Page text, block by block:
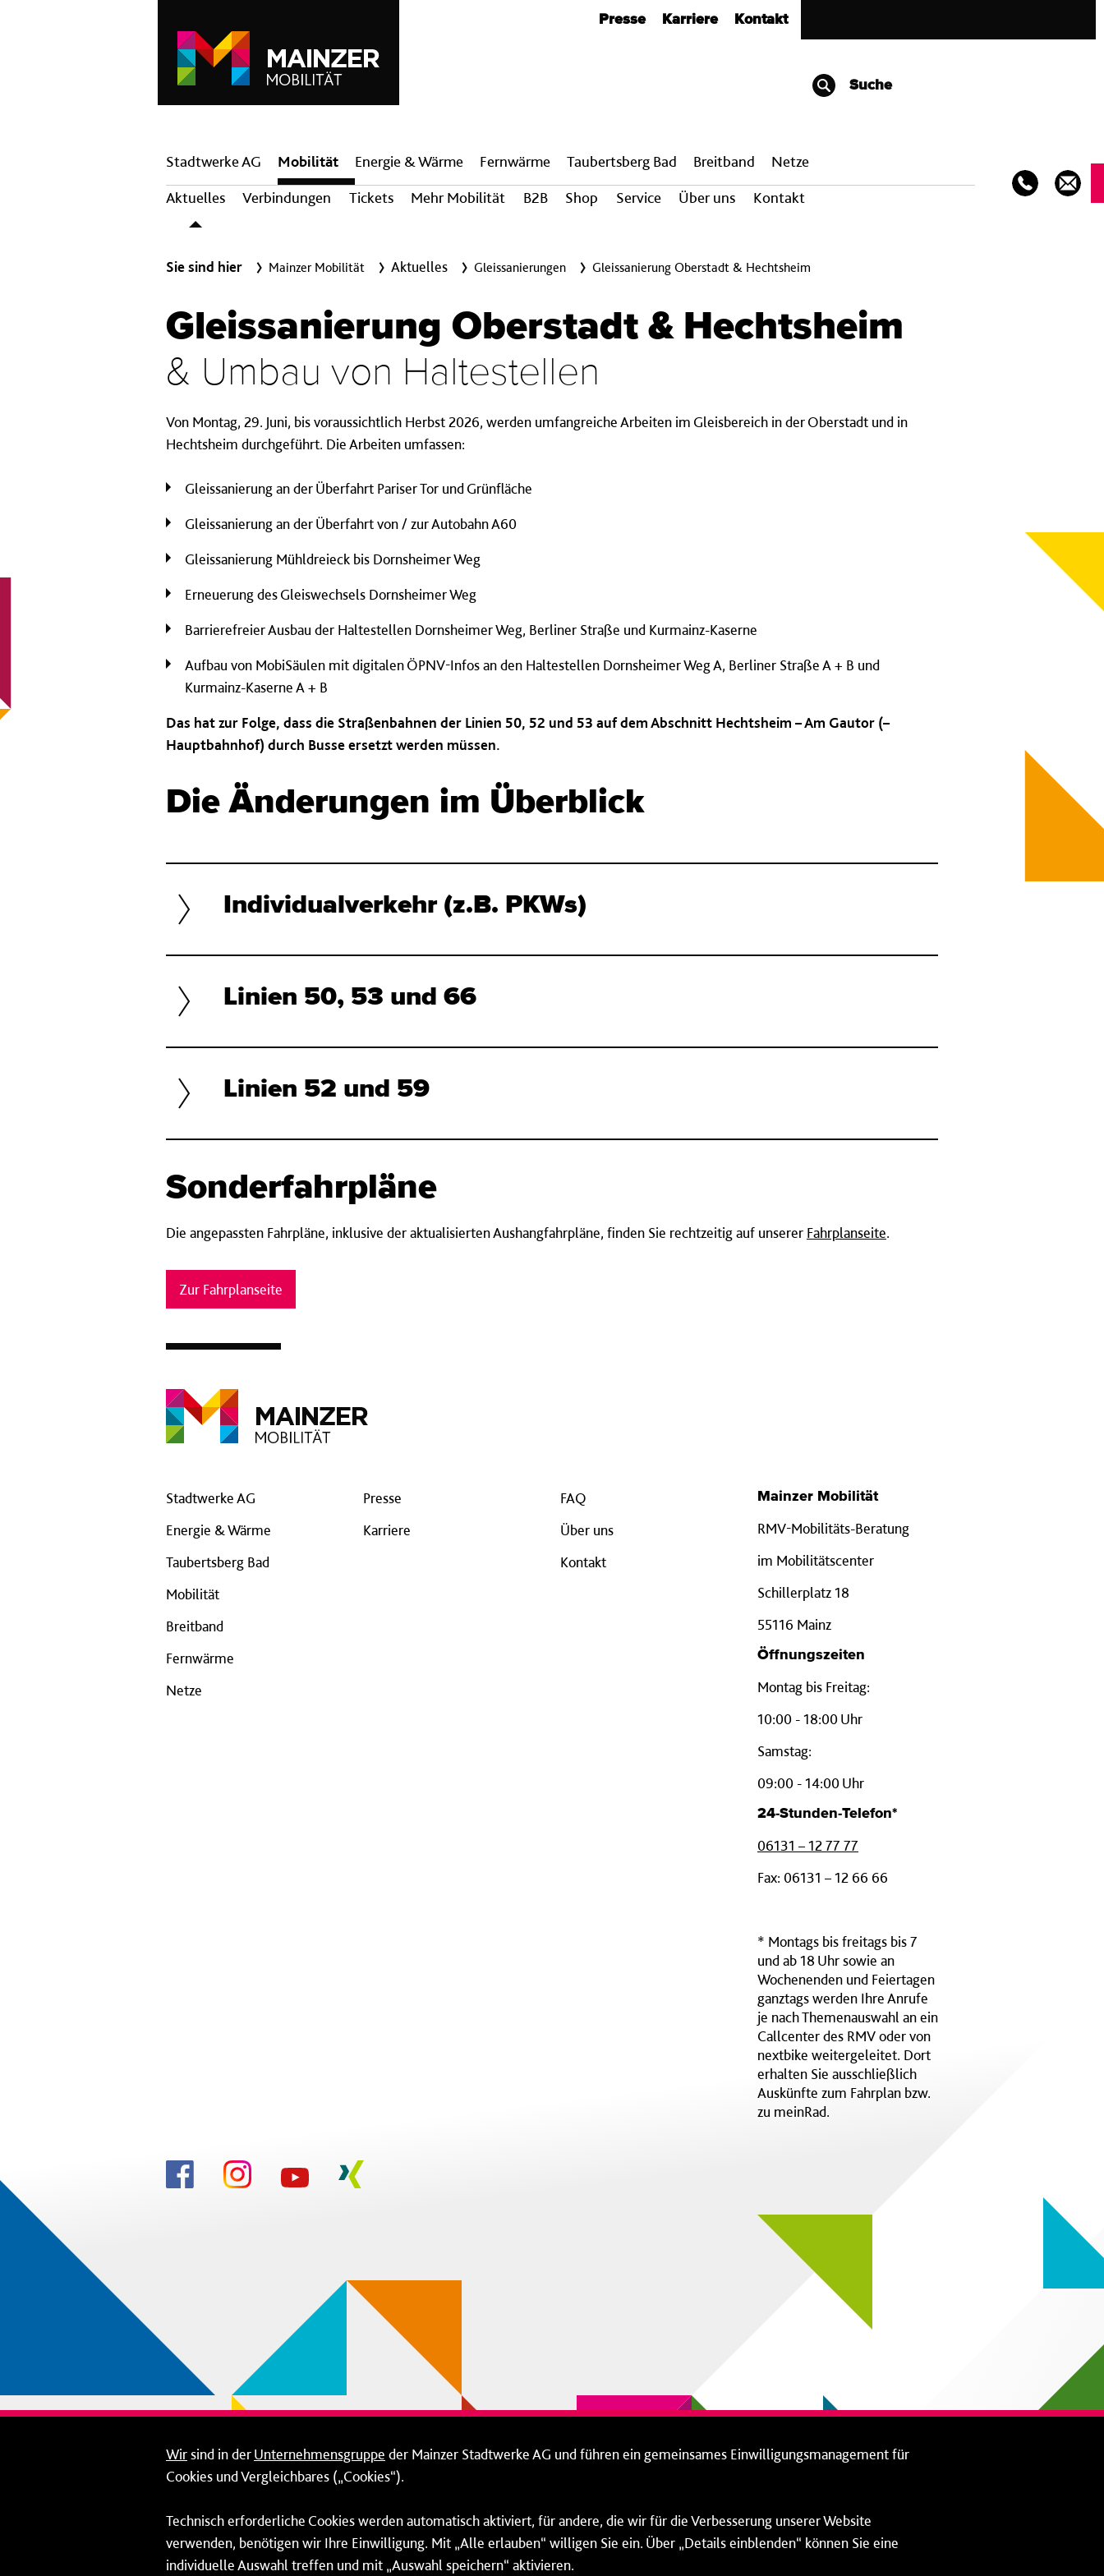
Presse Karriere Kontakt
Suche
Hauptnavigation
Stadtwerke AG
Mobilität
Aktuelles
Verbindungen Tickets Mehr Mobilität B2B Shop Service Über uns Kontakt
Energie & Wärme Fern­wärme Taubertsberg Bad Breit­band Netze
Sie sind hier Mainzer Mobilität Aktuelles Gleissanierungen Gleissanierung Oberstadt & Hechtsheim
Gleissanierung Oberstadt & Hechtsheim
& Umbau von Haltestellen
Von Montag, 29. Juni, bis voraussichtlich Herbst 2026, werden umfangreiche Arbeiten im Gleisbereich in der Oberstadt und in
Hechtsheim durchgeführt. Die Arbeiten umfassen:
Gleissanierung an der Überfahrt Pariser Tor und Grünfläche
Gleissanierung an der Überfahrt von / zur Autobahn A60
Gleissanierung Mühldreieck bis Dornsheimer Weg
Erneuerung des Gleiswechsels Dornsheimer Weg
Barrierefreier Ausbau der Haltestellen Dornsheimer Weg, Berliner Straße und Kurmainz-Kaserne
Aufbau von MobiSäulen mit digitalen ÖPNV-Infos an den Haltestellen Dornsheimer Weg A, Berliner Straße A + B und
Kurmainz-Kaserne A + B
Das hat zur Folge, dass die Straßenbahnen der Linien 50, 52 und 53 auf dem Abschnitt Hechtsheim – Am Gautor (–
Hauptbahnhof) durch Busse ersetzt werden müssen.
Die Änderungen im Überblick
Individualverkehr (z.B. PKWs)
Linien 50, 53 und 66
Linien 52 und 59
Sonderfahrpläne
Die angepassten Fahrpläne, inklusive der aktualisierten Aushangfahrpläne, finden Sie rechtzeitig auf unserer Fahrplanseite.
Zur Fahrplanseite
Stadtwerke AG
Energie & Wärme
Taubertsberg Bad
Mobilität
Breitband
Fernwärme
Netze
Presse
Karriere
FAQ
Über uns
Kontakt
Mainzer Mobilität
RMV-Mobilitäts-Beratung
im Mobilitätscenter
Schillerplatz 18
55116 Mainz
Öffnungszeiten
Montag bis Freitag:
10:00 - 18:00 Uhr
Samstag:
09:00 - 14:00 Uhr
24-Stunden-Telefon*
06131 – 12 77 77
Fax: 06131 – 12 66 66
* Montags bis freitags bis 7
und ab 18 Uhr sowie an
Wochenenden und Feiertagen
ganztags werden Ihre Anrufe
je nach Themenauswahl an ein
Callcenter des RMV oder von
nextbike weitergeleitet. Dort
erhalten Sie ausschließlich
Auskünfte zum Fahrplan bzw.
zu meinRad.
Wirsind in derUnternehmensgruppe der Mainzer Stadtwerke AG und führen ein gemeinsames Einwilligungsmanagement für
Cookies und Vergleichbares („Cookies“).
Technisch erforderliche Cookies werden automatisch aktiviert, für andere, die wir für die Verbesserung unserer Website
verwenden, benötigen wir Ihre Einwilligung. Mit „Alle erlauben“ willigen Sie ein. Über „Details einblenden“ können Sie eine
individuelle Auswahl treffen und mit „Auswahl speichern“ aktivieren.